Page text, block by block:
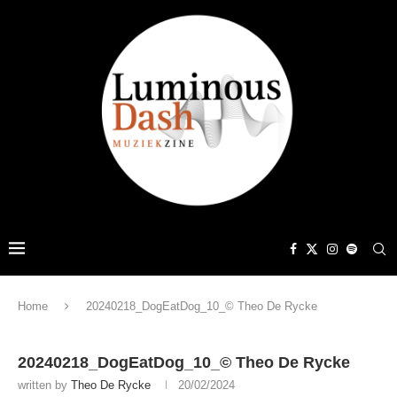
Home 20240218_DogEatDog_10_© Theo De Rycke
20240218_DogEatDog_10_© Theo De Rycke
written by Theo De Rycke 20/02/2024